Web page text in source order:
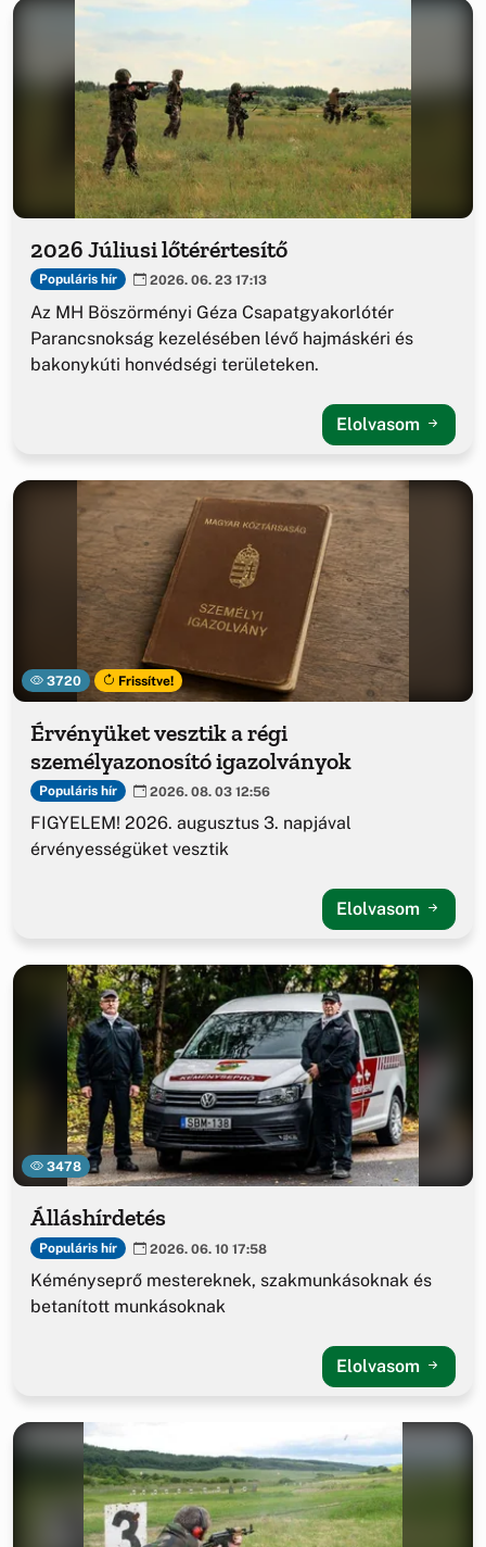
2026 Júliusi lőtérértesítő
Populáris hír 2026. 06. 23 17:13
Az MH Böszörményi Géza Csapatgyakorlótér
Parancsnokság kezelésében lévő hajmáskéri és
bakonykúti honvédségi területeken.
Elolvasom
3720 Frissítve!
Érvényüket vesztik a régi
személyazonosító igazolványok
Populáris hír 2026. 08. 03 12:56
FIGYELEM! 2026. augusztus 3. napjával
érvényességüket vesztik
Elolvasom
3478
Álláshírdetés
Populáris hír 2026. 06. 10 17:58
Kéményseprő mestereknek, szakmunkásoknak és
betanított munkásoknak
Elolvasom